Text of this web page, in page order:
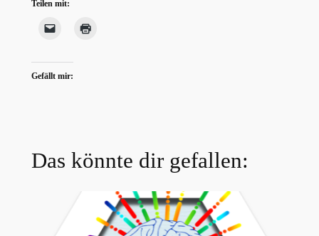
Teilen mit:
Gefällt mir:
Das könnte dir gefallen: